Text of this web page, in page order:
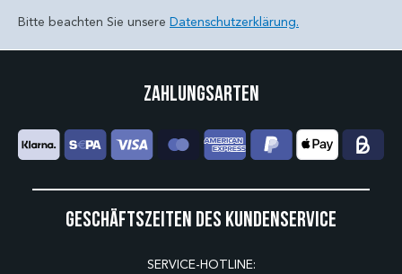
Bitte beachten Sie unsere Datenschutzerklärung.
Geschäftszeiten des Kundenservice
SERVICE-HOTLINE:
Zahlungsarten